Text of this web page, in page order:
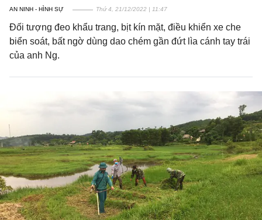
AN NINH - HÌNH SỰ Thứ 4, 21/12/2022 | 11:47
Đối tượng đeo khẩu trang, bịt kín mặt, điều khiển xe che
biển soát, bất ngờ dùng dao chém gần đứt lìa cánh tay trái
của anh Ng.